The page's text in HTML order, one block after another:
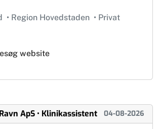
• Region Hovedstaden • Privat
website
ApS • Klinikassistent 04-08-2026